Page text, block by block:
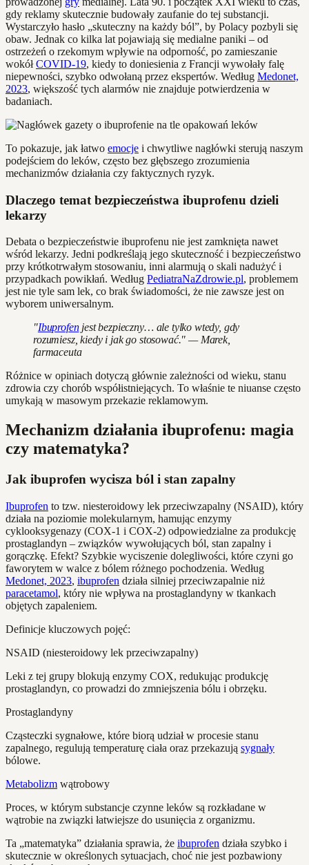
gdy reklamy skutecznie budowały zaufanie do tej substancji.
Wystarczyło hasło „skuteczny na każdy ból”, by Polacy pozbyli się
obaw. Jednak co kilka lat pojawiają się medialne paniki – od
ostrzeżeń o rzekomym wpływie na odporność, po zamieszanie
wokółCOVID-19, kiedy to doniesienia z Francji wywołały falę
niepewności, szybko odwołaną przez ekspertów. Według Medonet,
2023, większość tych alarmów nie znajduje potwierdzenia w
badaniach.
To pokazuje, jak łatwo emocje i chwytliwe nagłówki sterują naszym
podejściem do leków, często bez głębszego zrozumienia
mechanizmów działania czy faktycznych ryzyk.
Dlaczego temat bezpieczeństwa ibuprofenu dzieli
lekarzy
Debata o bezpieczeństwie ibuprofenu nie jest zamknięta nawet
wśród lekarzy. Jedni podkreślają jego skuteczność i bezpieczeństwo
przy krótkotrwałym stosowaniu, inni alarmują o skali nadużyć i
przypadkach powikłań. Według PediatraNaZdrowie.pl, problemem
jest nie tyle sam lek, co brak świadomości, że nie zawsze jest on
wyborem uniwersalnym.
"Ibuprofenjest bezpieczny… ale tylko wtedy, gdy
rozumiesz, kiedy i jak go stosować." — Marek,
farmaceuta
Różnice w opiniach dotyczą głównie zależności od wieku, stanu
zdrowia czy chorób współistniejących. To właśnie te niuanse często
umykają w masowym przekazie reklamowym.
Mechanizm działania ibuprofenu: magia
czy matematyka?
Jak ibuprofen wycisza ból i stan zapalny
Ibuprofen to tzw. niesteroidowy lek przeciwzapalny (NSAID), który
działa na poziomie molekularnym, hamując enzymy
cyklooksygenazy (COX-1 i COX-2) odpowiedzialne za produkcję
prostaglandyn – związków wywołujących ból, stan zapalny i
gorączkę. Efekt? Szybkie wyciszenie dolegliwości, które czyni go
faworytem w walce z bólem różnego pochodzenia. Według
Medonet, 2023, ibuprofen działa silniej przeciwzapalnie niż
paracetamol, który nie wpływa na prostaglandyny w tkankach
objętych zapaleniem.
Definicje kluczowych pojęć:
NSAID (niesteroidowy lek przeciwzapalny)
Leki z tej grupy blokują enzymy COX, redukując produkcję
prostaglandyn, co prowadzi do zmniejszenia bólu i obrzęku.
Prostaglandyny
Cząsteczki sygnałowe, które biorą udział w procesie stanu
zapalnego, regulują temperaturę ciała oraz przekazują sygnały
bólowe.
Metabolizm wątrobowy
Proces, w którym substancje czynne leków są rozkładane w
wątrobie na związki łatwiejsze do usunięcia z organizmu.
Ta „matematyka” działania sprawia, że ibuprofen działa szybko i
skutecznie w określonych sytuacjach, choć nie jest pozbawiony